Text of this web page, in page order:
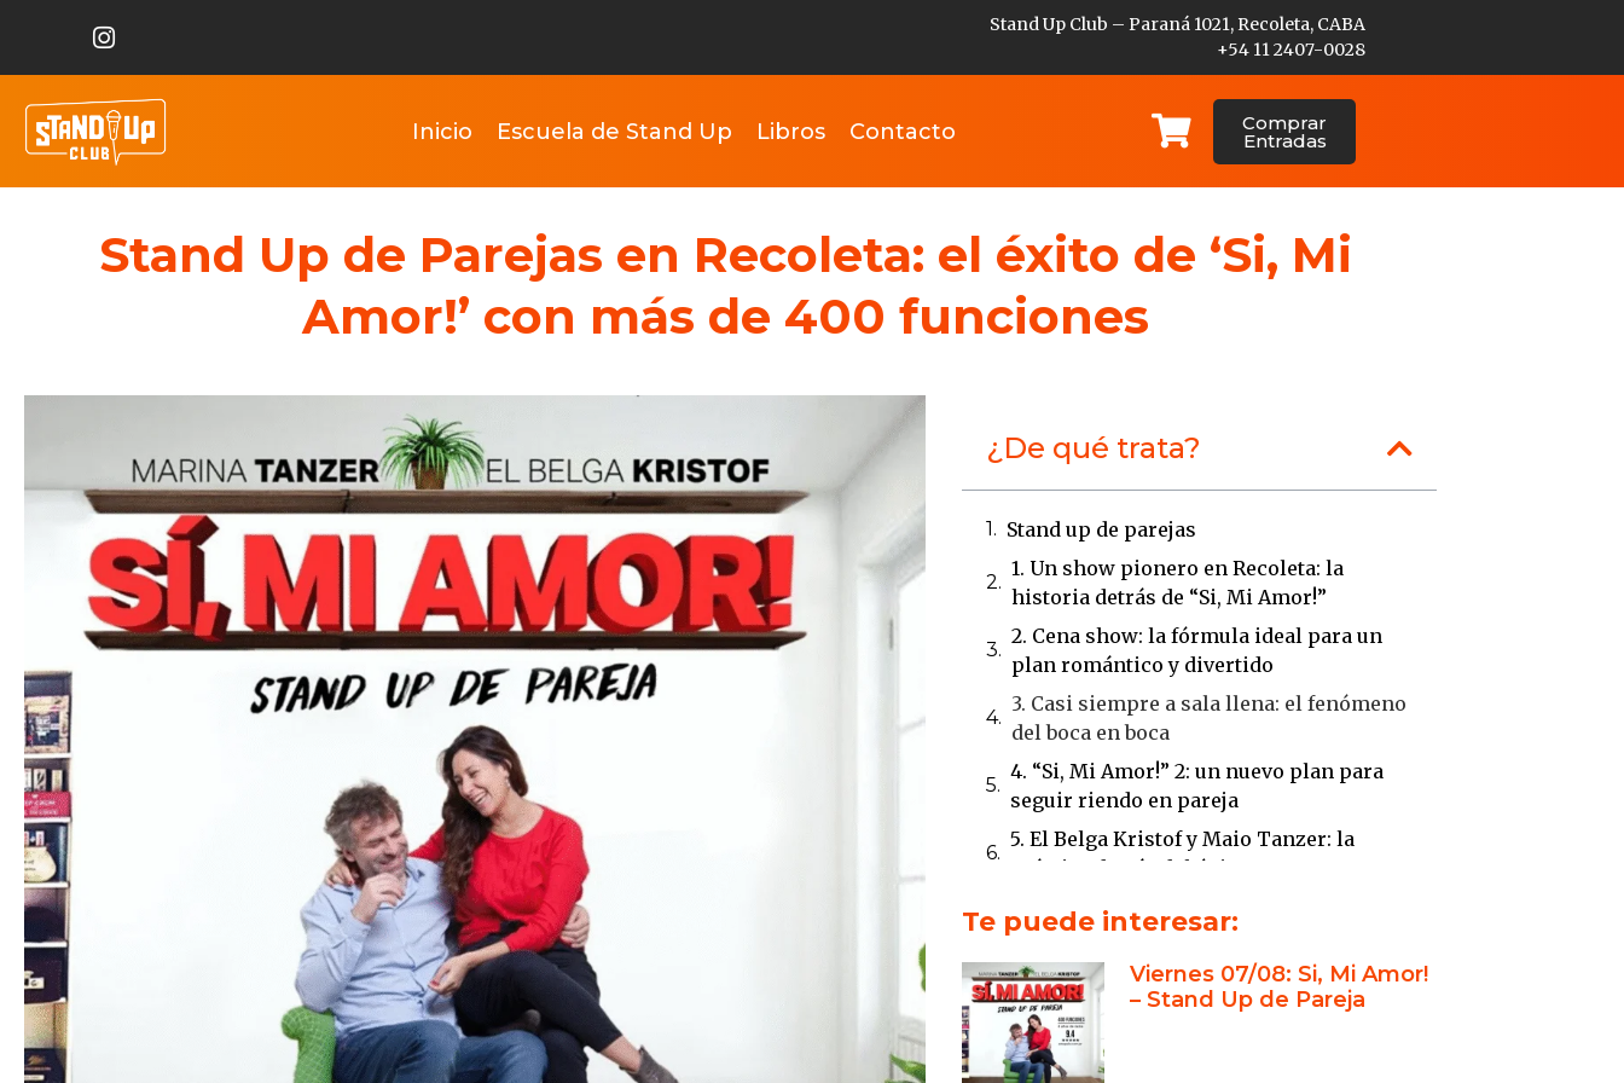
Stand Up Club – Paraná 1021, Recoleta, CABA
+54 11 2407-0028
Inicio Escuela de Stand Up Libros Contacto Comprar
Entradas
Stand Up de Parejas en Recoleta: el éxito de ‘Si, Mi
Amor!’ con más de 400 funciones
¿De qué trata?
Stand up de parejas
1. Un show pionero en Recoleta: la
historia detrás de “Si, Mi Amor!”
2. Cena show: la fórmula ideal para un
plan romántico y divertido
3. Casi siempre a sala llena: el fenómeno
del boca en boca
4. “Si, Mi Amor!” 2: un nuevo plan para
seguir riendo en pareja
5. El Belga Kristof y Maio Tanzer: la
química detrás del éxito
Conclusión: el mejor plan distinto para
sábado a la noche en pareja
De pareja en la vida a dupla en el
escenario
La creación de un show pionero: Si, Mi
Amor!
Te puede interesar:
Viernes 07/08: Si, Mi Amor!
– Stand Up de Pareja